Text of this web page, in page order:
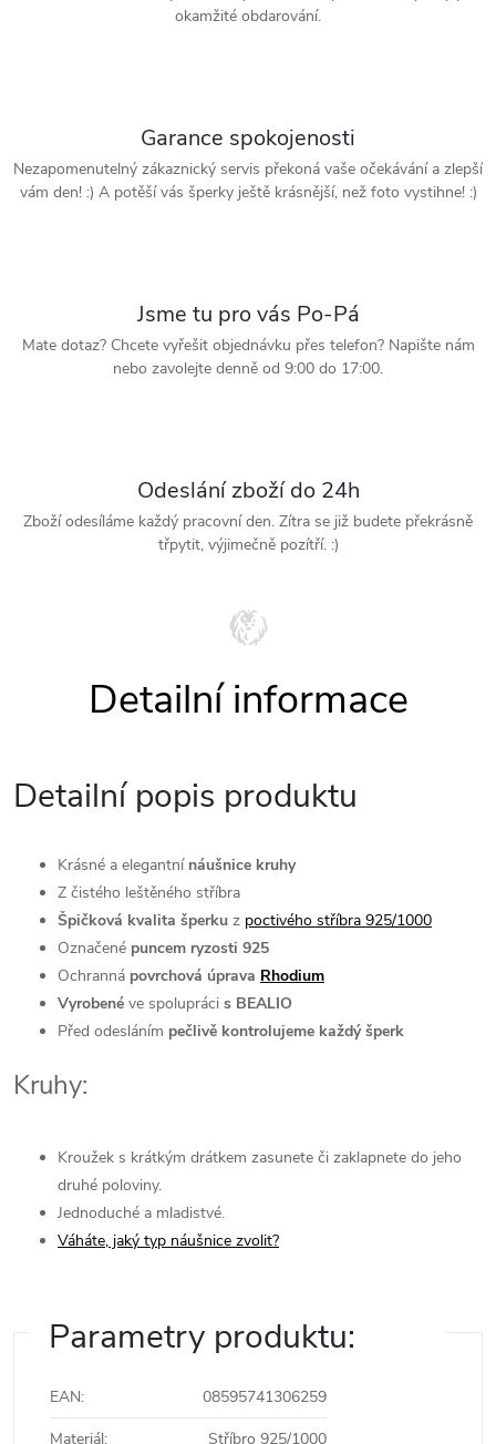
okamžité obdarování.
Garance spokojenosti
Nezapomenutelný zákaznický servis překoná vaše očekávání a zlepší
vám den! :) A potěší vás šperky ještě krásnější, než foto vystihne! :)
Jsme tu pro vás Po-Pá
Mate dotaz? Chcete vyřešit objednávku přes telefon? Napište nám
nebo zavolejte denně od 9:00 do 17:00.
Odeslání zboží do 24h
Zboží odesíláme každý pracovní den. Zítra se již budete překrásně
třpytit, výjimečně pozítří. :)
Detailní popis produktu
Krásné a elegantní náušnice kruhy
Z čistého leštěného stříbra
Špičková kvalita šperku z poctivého stříbra 925/1000
Označené puncem ryzosti 925
Ochranná povrchová úprava Rhodium
Vyrobené ve spolupráci s BEALIO
Před odesláním pečlivě kontrolujeme každý šperk
Kruhy:
Kroužek s krátkým drátkem zasunete či zaklapnete do jeho
druhé poloviny.
Jednoduché a mladistvé.
Váháte, jaký typ náušnice zvolit?
Parametry produktu:
EAN:
08595741306259
Materiál: Stříbro 925/1000